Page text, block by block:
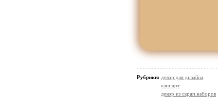
Рубрики: декор для дизайна
клипарт
декор из скрап.наборов